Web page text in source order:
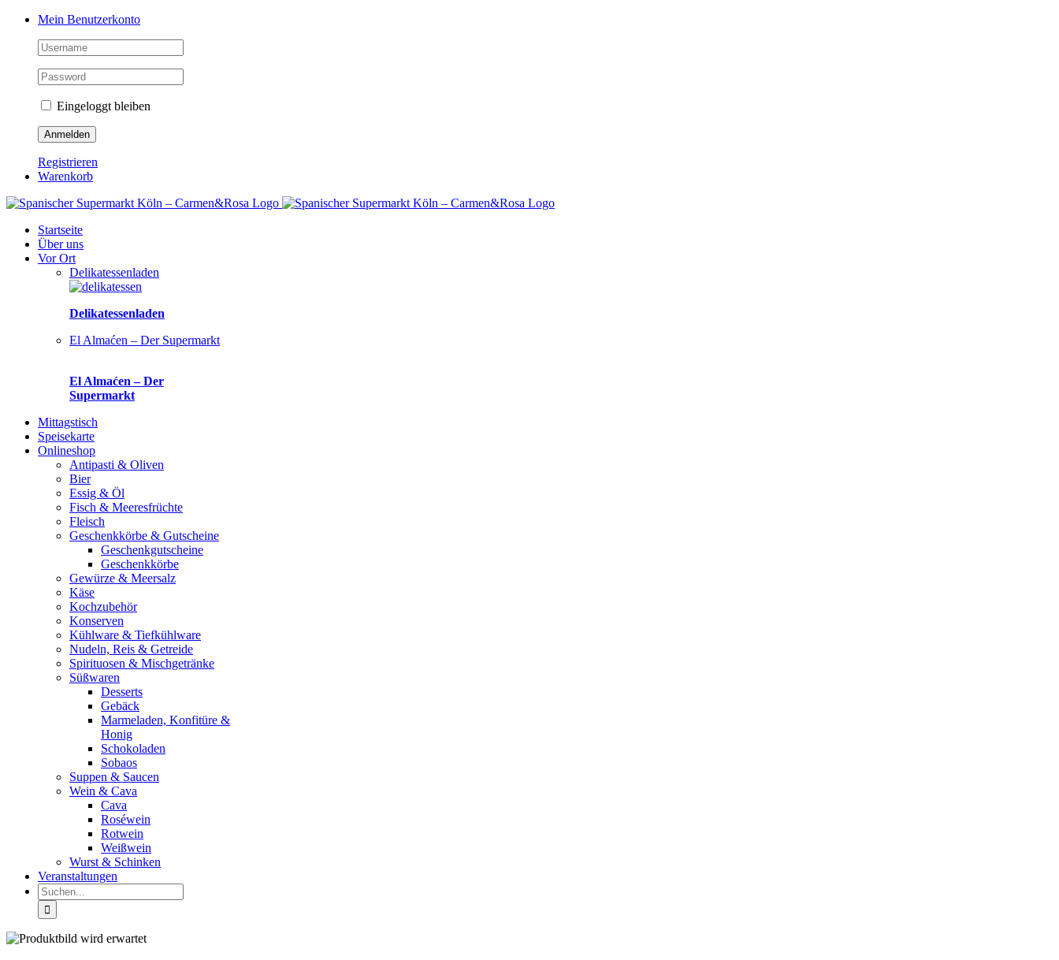
Zum
springen
Facebook
Instagram
Pinterest
Tiktok
YouTubeMein Benutzerkonto
Eingeloggt bleiben
Registrieren
Warenkorb
Startseite
Über uns
Vor Ort
Delikatessenladen
Delikatessenladen
El Almaćen – Der Supermarkt
El Almaćen – Der
Supermarkt
Mittagstisch
Speisekarte
Onlineshop
Antipasti & Oliven
Bier
Essig & Öl
Fisch & Meeresfrüchte
Fleisch
Geschenkkörbe & Gutscheine
Geschenkgutscheine
Geschenkkörbe
Gewürze & Meersalz
Käse
Kochzubehör
Konserven
Kühlware & Tiefkühlware
Nudeln, Reis & Getreide
Spirituosen & Mischgetränke
Süßwaren
Desserts
Gebäck
Marmeladen, Konfitüre &
Honig
Schokoladen
Sobaos
Suppen & Saucen
Wein & Cava
Cava
Roséwein
Rotwein
Weißwein
Wurst & Schinken
Veranstaltungen
Suche
nach: